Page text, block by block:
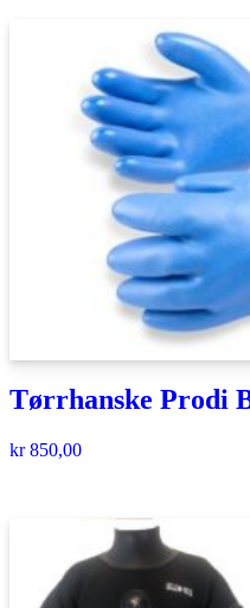
Tørrhanske Prodi
kr850,00